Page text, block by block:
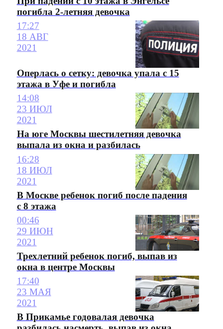
погибла 2-летняя девочка
17:27
18 АВГ
2021
Оперлась о сетку: девочка упала с 15
этажа в Уфе и погибла
14:08
23 ИЮЛ
2021
На юге Москвы шестилетняя девочка
выпала из окна и разбилась
16:28
18 ИЮЛ
2021
В Москве ребенок погиб после падения
с 8 этажа
00:46
29 ИЮН
2021
Трехлетний ребенок погиб, выпав из
окна в центре Москвы
17:40
23 МАЯ
2021
В Прикамье годовалая девочка